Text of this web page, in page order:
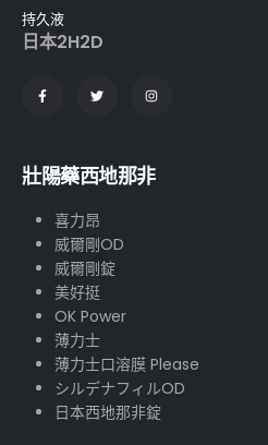
持久液
日本2H2D
壯陽藥西地那非
喜力昂
威爾剛OD
威爾剛錠
美好挺
OK Power
薄力士
薄力士口溶膜 Please
シルデナフィルOD
日本西地那非錠